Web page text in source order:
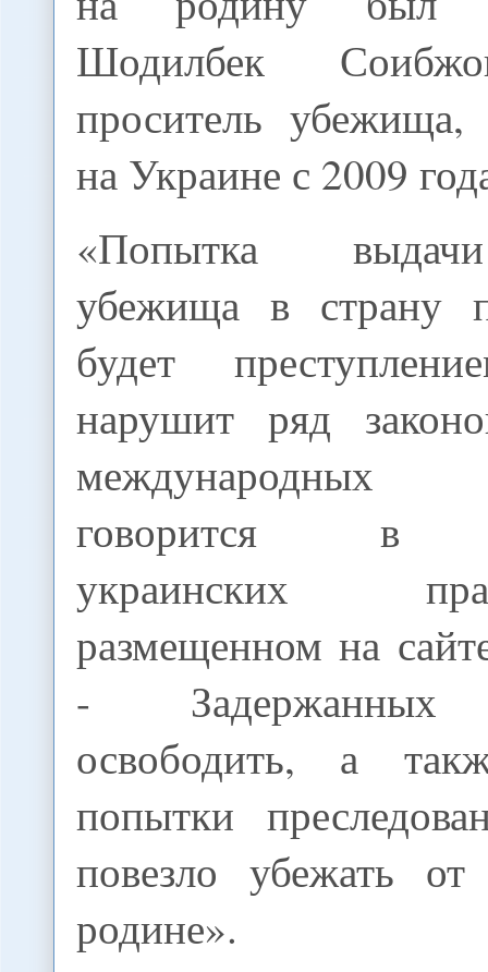
Шодилбек
проситель
на Украине с 2009
«Попытка
убежища в страну
будет
нарушит ряд
международных
говорится в
украинских
размещенном на
- Задержанных
освободить, а
попытки
повезло убежать
родине».